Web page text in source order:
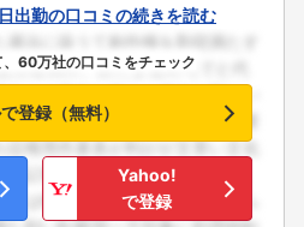
出勤の口コミの続きを読む
、60万社の口コミをチェック
登録（無料）
Yahoo!
で登録